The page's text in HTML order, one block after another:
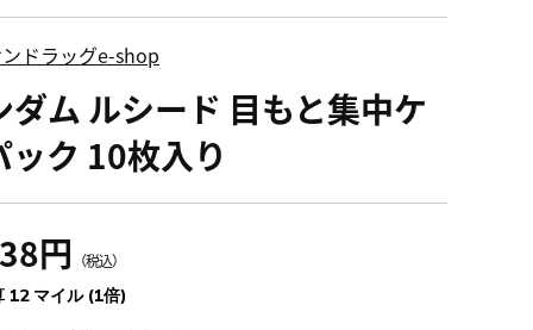
ドラッグe-shop
ダム ルシード 目もと集中ケ
ック 10枚入り
円 （税込）
12 マイル (1倍)